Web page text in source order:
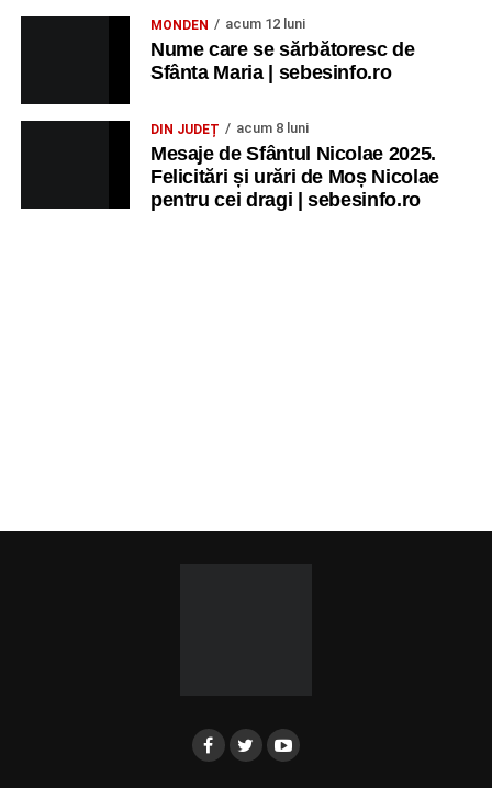
MONDEN acum 12 luni
Nume care se sărbătoresc de
Sfânta Maria | sebesinfo.ro
DIN JUDEȚ acum 8 luni
Mesaje de Sfântul Nicolae 2025.
Felicitări și urări de Moș Nicolae
pentru cei dragi | sebesinfo.ro